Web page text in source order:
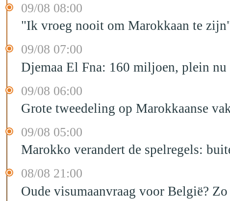
09/08 08:00
"Ik vroeg nooit om Marokkaan te
09/08 07:00
Djemaa El Fna: 160 miljoen, plein
09/08 06:00
Grote tweedeling op Marokkaanse
09/08 05:00
Marokko verandert de spelregels:
08/08 21:00
Oude visumaanvraag voor België?